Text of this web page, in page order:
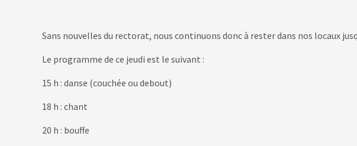
Sans nouvelles du rectorat, nous continuons donc à rester dans nos locaux
Le programme de ce jeudi est le suivant :
15 h : danse (couchée ou debout)
18 h : chant
20 h : bouffe